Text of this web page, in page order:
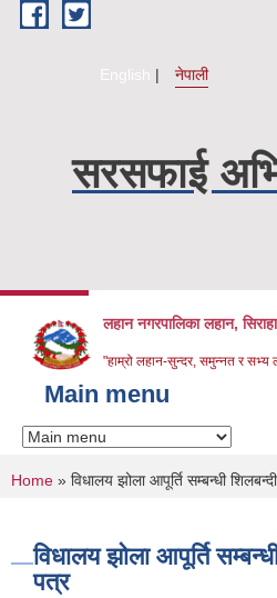
Skip to main content
English नेपाली
सरसफाई
लहान नगरपालिका लहान,
"हाम्रो लहान-सुन्दर, समुन्नत र सभ्य
Main menu
You are here
Home » विधालय झोला आपूर्ति सम्बन्धी
विधालय झोला आपूर्ति
पत्र